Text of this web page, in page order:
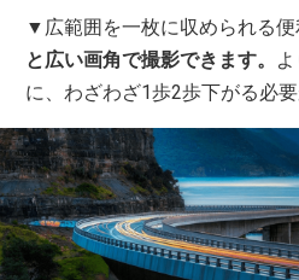
▼広範囲を一枚に収められる便
と広い画角で撮影できます。
に、わざわざ1歩2歩下がる必